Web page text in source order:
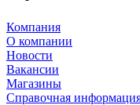
Компания
О компании
Новости
Вакансии
Магазины
Справочная